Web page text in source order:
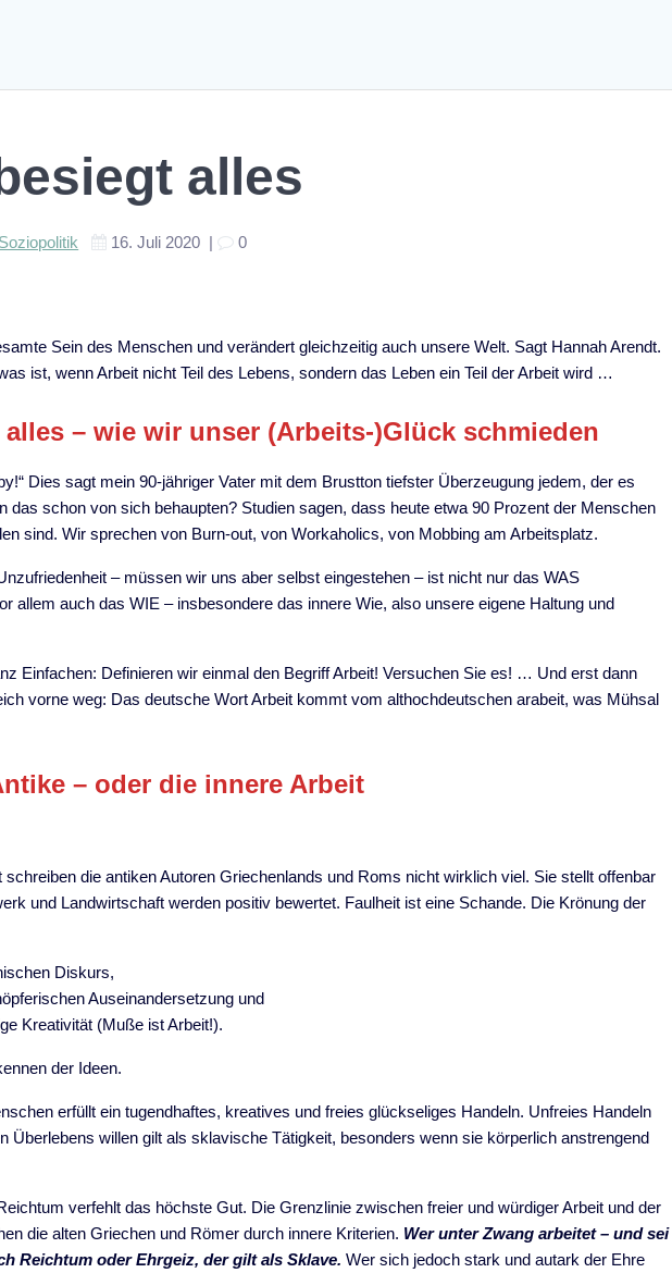
alles
Soziopolitik 16. Juli 2020 | 0
Sein des Menschen und verändert gleichzeitig auch unsere Welt. Sagt Hannah Arendt.
ist, wenn Arbeit nicht Teil des Lebens, sondern das Leben ein Teil der Arbeit wird …
– wie wir unser (Arbeits-)Glück schmieden
Dies sagt mein 90-jähriger Vater mit dem Brustton tiefster Überzeugung jedem, der es
das schon von sich behaupten? Studien sagen, dass heute etwa 90 Prozent der Menschen
sind. Wir sprechen von Burn-out, von Workaholics, von Mobbing am Arbeitsplatz.
– müssen wir uns aber selbst eingestehen – ist nicht nur das WAS
allem auch das WIE – insbesondere das innere Wie, also unsere eigene Haltung und
Einfachen: Definieren wir einmal den Begriff Arbeit! Versuchen Sie es! … Und erst dann
vorne weg: Das deutsche Wort Arbeit kommt vom althochdeutschen arabeit, was Mühsal
– oder die innere Arbeit
schreiben die antiken Autoren Griechenlands und Roms nicht wirklich viel. Sie stellt offenbar
und Landwirtschaft werden positiv bewertet. Faulheit ist eine Schande. Die Krönung der
Diskurs,
Auseinandersetzung und
Kreativität (Muße ist Arbeit!).
der Ideen.
erfüllt ein tugendhaftes, kreatives und freies glückseliges Handeln. Unfreies Handeln
Überlebens willen gilt als sklavische Tätigkeit, besonders wenn sie körperlich anstrengend
verfehlt das höchste Gut. Die Grenzlinie zwischen freier und würdiger Arbeit und der
die alten Griechen und Römer durch innere Kriterien. Wer unter Zwang arbeitet – und sei
Reichtum oder Ehrgeiz, der gilt als Sklave.Wer sich jedoch stark und autark der Ehre